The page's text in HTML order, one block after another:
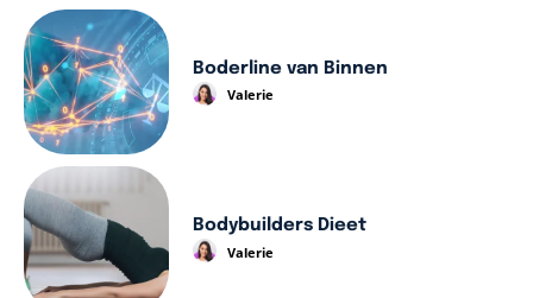
Boderline van Binnen
Valerie
Bodybuilders Dieet
Valerie